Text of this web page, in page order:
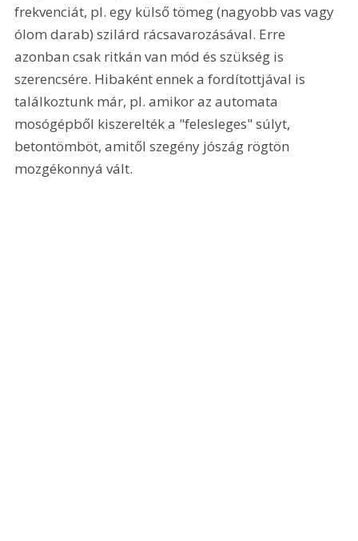
frekvenciát, pl. egy külső tömeg (nagyobb vas vagy
ólom darab) szilárd rácsavarozásával. Erre
azonban csak ritkán van mód és szükség is
szerencsére. Hibaként ennek a fordítottjával is
találkoztunk már, pl. amikor az automata
mosógépből kiszerelték a "felesleges" súlyt,
betontömböt, amitől szegény jószág rögtön
mozgékonnyá vált.